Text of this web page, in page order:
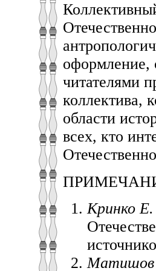
оформление,
читателями
коллектива,
области
всех, кто
Кринко
Матишов